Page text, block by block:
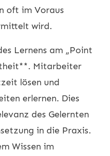
oft im Voraus
wird.
Lernens am „Point
Mitarbeiter
lösen und
erlernen. Dies
des Gelernten
in die Praxis.
Wissen im